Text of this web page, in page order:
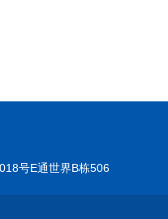
号E通世界B栋506